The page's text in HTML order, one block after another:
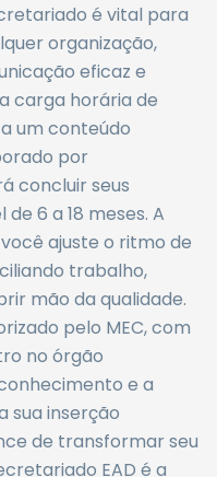
é vital para
organização,
eficaz e
carga horária de
um conteúdo
por
concluir seus
6 a 18 meses. A
ajuste o ritmo de
trabalho,
mão da qualidade.
pelo MEC, com
no órgão
e a
sua inserção
de transformar seu
EAD é a